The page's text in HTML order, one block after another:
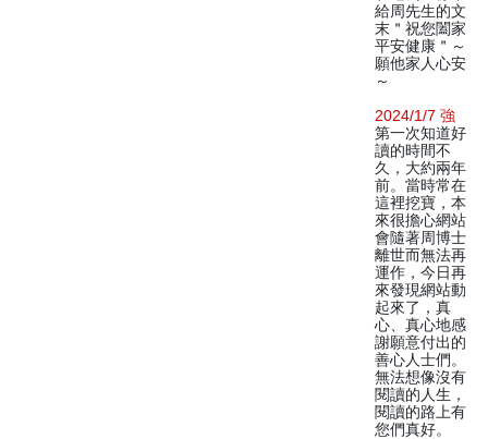
給周先生的文
末＂祝您闔家
平安健康＂～
願他家人心安
～
2024/1/7 強
第一次知道好
讀的時間不
久，大約兩年
前。當時常在
這裡挖寶，本
來很擔心網站
會隨著周博士
離世而無法再
運作，今日再
來發現網站動
起來了，真
心、真心地感
謝願意付出的
善心人士們。
無法想像沒有
閱讀的人生，
閱讀的路上有
您們真好。